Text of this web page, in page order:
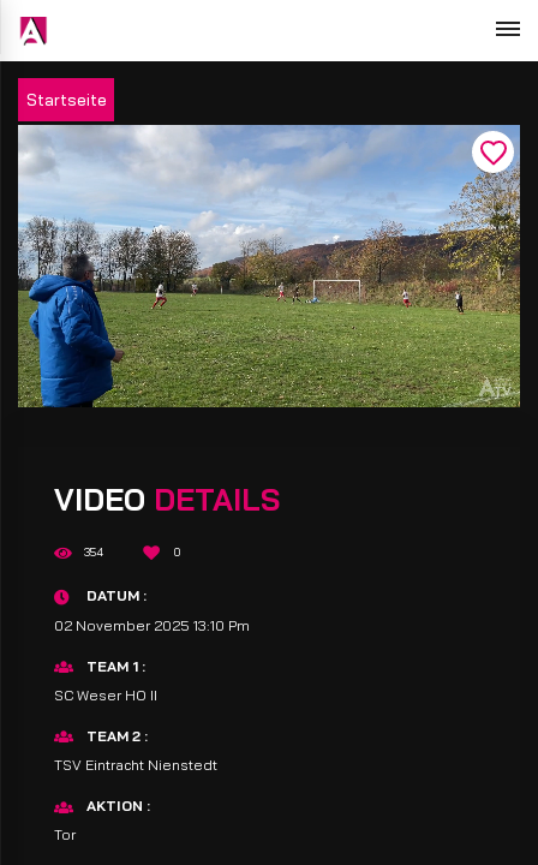
Startseite
VIDEO DETAILS
354 0
DATUM
02 November 2025 13:10 Pm
TEAM 1
SC Weser HO II
TEAM 2
TSV Eintracht Nienstedt
AKTION
Tor